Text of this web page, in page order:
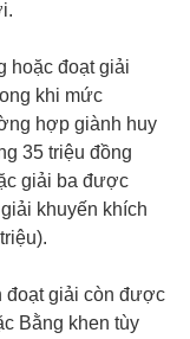
hoặc đoạt giải
khi mức
hợp giành huy
35 triệu đồng
giải ba được
khuyến khích
đoạt giải còn được
Bằng khen tùy